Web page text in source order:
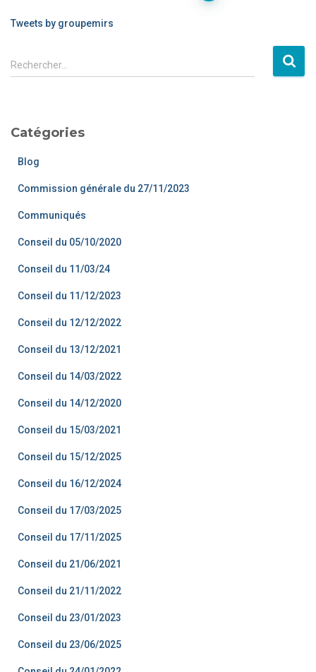
Tweets by groupemirs
Rechercher…
Catégories
Blog
Commission générale du 27/11/2023
Communiqués
Conseil du 05/10/2020
Conseil du 11/03/24
Conseil du 11/12/2023
Conseil du 12/12/2022
Conseil du 13/12/2021
Conseil du 14/03/2022
Conseil du 14/12/2020
Conseil du 15/03/2021
Conseil du 15/12/2025
Conseil du 16/12/2024
Conseil du 17/03/2025
Conseil du 17/11/2025
Conseil du 21/06/2021
Conseil du 21/11/2022
Conseil du 23/01/2023
Conseil du 23/06/2025